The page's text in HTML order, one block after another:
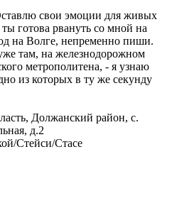
свои эмоции для живых
готова рвануть со мной на
на Волге, непременно пиши.
там, на железнодорожном
метрополитена, - я узнаю
из которых в ту же секунду
Должанский район, с.
д.2
Стейси/Стасе